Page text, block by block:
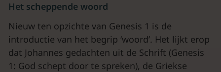
Het scheppende woord
Nieuw ten opzichte van Genesis 1 is de
introductie van het begrip ‘woord’. Het lijkt erop
dat Johannes gedachten uit de Schrift (Genesis
1: God schept door te spreken), de Griekse